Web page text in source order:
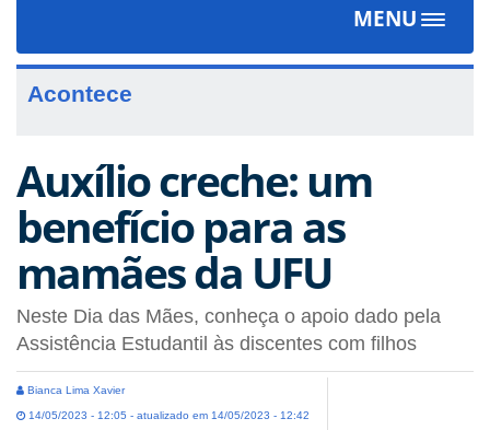
MENU
Toggle
Acontece
Auxílio creche: um
benefício para as
mamães da UFU
Neste Dia das Mães, conheça o apoio dado pela
Assistência Estudantil às discentes com filhos
Bianca Lima Xavier
14/05/2023 - 12:05 - atualizado em 14/05/2023 - 12:42